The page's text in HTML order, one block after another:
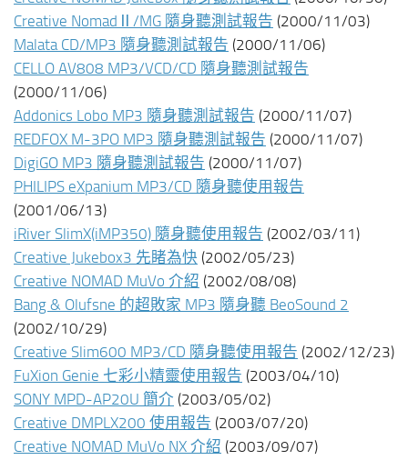
Creative NomadⅡ/MG 隨身聽測試報告 (2000/11/03)
Malata CD/MP3 隨身聽測試報告 (2000/11/06)
CELLO AV808 MP3/VCD/CD 隨身聽測試報告
(2000/11/06)
Addonics Lobo MP3 隨身聽測試報告 (2000/11/07)
REDFOX M-3PO MP3 隨身聽測試報告 (2000/11/07)
DigiGO MP3 隨身聽測試報告 (2000/11/07)
PHILIPS eXpanium MP3/CD 隨身聽使用報告
(2001/06/13)
iRiver SlimX(iMP350) 隨身聽使用報告 (2002/03/11)
Creative Jukebox3 先睹為快 (2002/05/23)
Creative NOMAD MuVo 介紹 (2002/08/08)
Bang & Olufsne 的超敗家 MP3 隨身聽 BeoSound 2
(2002/10/29)
Creative Slim600 MP3/CD 隨身聽使用報告 (2002/12/23)
FuXion Genie 七彩小精靈使用報告 (2003/04/10)
SONY MPD-AP20U 簡介 (2003/05/02)
Creative DMPLX200 使用報告 (2003/07/20)
Creative NOMAD MuVo NX 介紹 (2003/09/07)